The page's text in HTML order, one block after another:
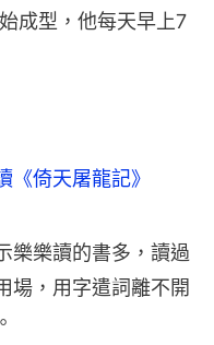
成型，他每天早上7
倚天屠龍記》
樂樂讀的書多，讀過
場，用字遣詞離不開